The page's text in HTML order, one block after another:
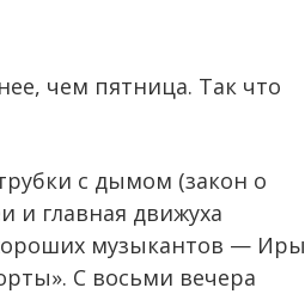
чем пятница. Так что
с дымом (закон о
и главная движуха
музыкантов — Иры
С восьми вечера